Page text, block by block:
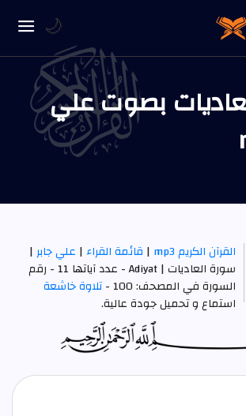
بصوت علي
القرآن الكريم mp3 | قائمة القراء| علي جابر|
سورة العاديات | Adiyat - عدد آياتها 11 - رقم
السورة في المصحف: 100 -
تلاوة خاشعة
استماع و تحميل جودة عالية.
🌙